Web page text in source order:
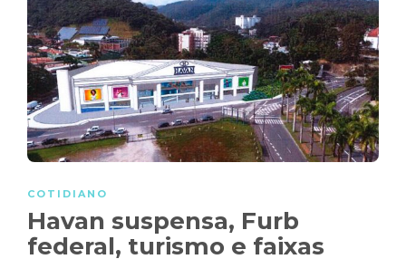
COTIDIANO
Havan suspensa, Furb
federal, turismo e faixas